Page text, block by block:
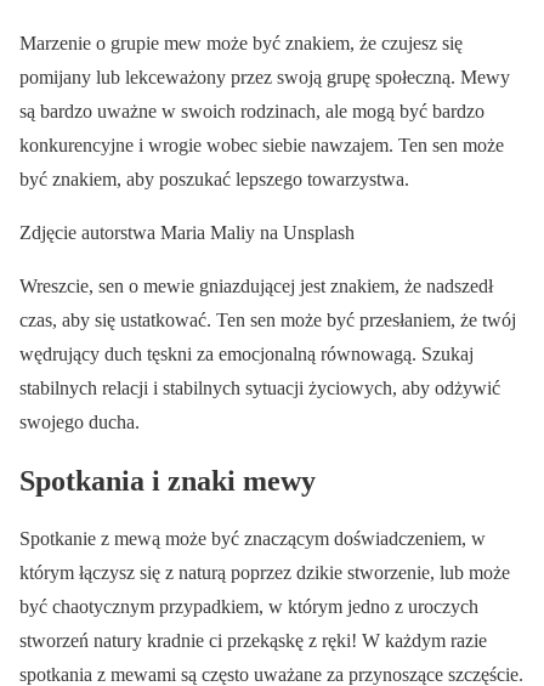
Marzenie o grupie mew może być znakiem, że czujesz się
pomijany lub lekceważony przez swoją grupę społeczną. Mewy
są bardzo uważne w swoich rodzinach, ale mogą być bardzo
konkurencyjne i wrogie wobec siebie nawzajem. Ten sen może
być znakiem, aby poszukać lepszego towarzystwa.
Zdjęcie autorstwa Maria Maliy na Unsplash
Wreszcie, sen o mewie gniazdującej jest znakiem, że nadszedł
czas, aby się ustatkować. Ten sen może być przesłaniem, że twój
wędrujący duch tęskni za emocjonalną równowagą. Szukaj
stabilnych relacji i stabilnych sytuacji życiowych, aby odżywić
swojego ducha.
Spotkania i znaki mewy
Spotkanie z mewą może być znaczącym doświadczeniem, w
którym łączysz się z naturą poprzez dzikie stworzenie, lub może
być chaotycznym przypadkiem, w którym jedno z uroczych
stworzeń natury kradnie ci przekąskę z ręki! W każdym razie
spotkania z mewami są często uważane za przynoszące szczęście.